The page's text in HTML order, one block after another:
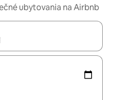
ubytovania na Airbnb
môžete si ich prechádzať